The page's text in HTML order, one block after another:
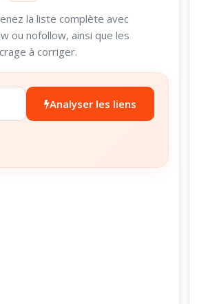
la liste complète avec
ou nofollow, ainsi que les
à corriger.
Analyser les liens